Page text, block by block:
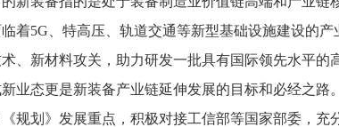
着5G、 特高压、 轨道交通等新型基础设施建设的产
、 新材料攻关， 助力研发一批具有国际领先水平的
业态更是新装备产业链延伸发展的目标和必经之路。
划》发展重点， 积极对接工信部等国家部委， 充